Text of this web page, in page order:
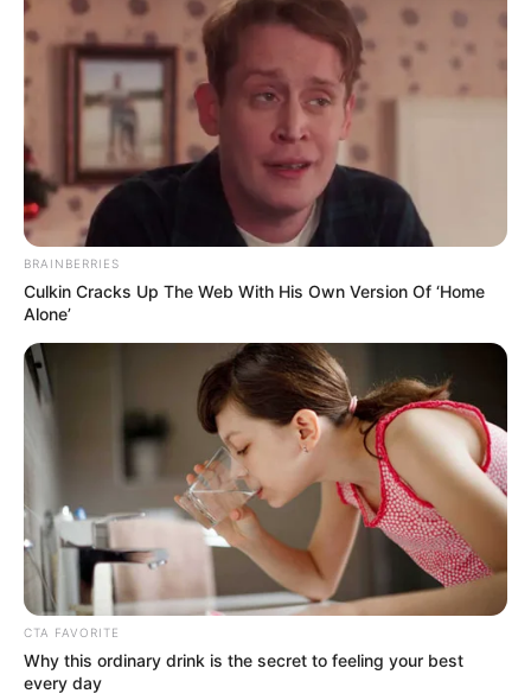
News
ΤΑ ΠΙΟ ΔΗΜΟΦΙΛΗ
BRAINBERRIES
Culkin Cracks Up The Web With His Own Version Of ‘Home
Alone’
CTA FAVORITE
Why this ordinary drink is the secret to feeling your best
every day